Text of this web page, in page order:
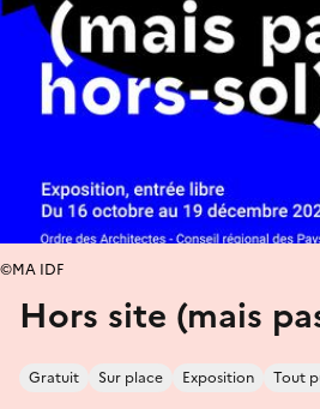
Hors site (mais
Gratuit Sur place Exposition Tout
©MA IDF